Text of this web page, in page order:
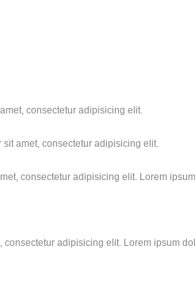
consectetur adipisicing elit.
amet, consectetur adipisicing elit.
consectetur adipisicing elit. Lorem
consectetur adipisicing elit. Lorem ipsum